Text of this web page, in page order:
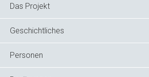
Das Projekt
Geschichtliches
Personen